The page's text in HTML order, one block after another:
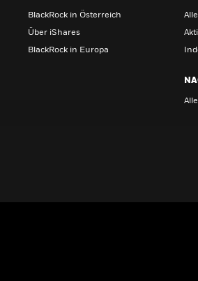
BlackRock in Österreich
Über iShares
BlackRock in Europa